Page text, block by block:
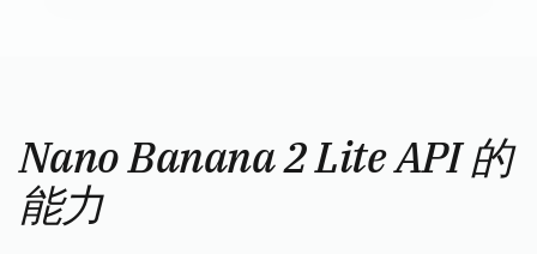
Nano Banana 2 Lite API 的
能力